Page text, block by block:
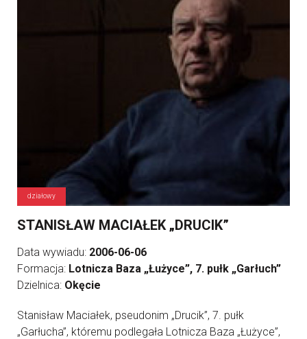
działowy
STANISŁAW MACIAŁEK „DRUCIK”
Data wywiadu: 2006-06-06
Formacja: Lotnicza Baza „Łużyce”, 7. pułk „Garłuch”
Dzielnica: Okęcie
Stanisław Maciałek, pseudonim „Drucik”, 7. pułk
„Garłucha”, któremu podlegała Lotnicza Baza „Łużyce”,